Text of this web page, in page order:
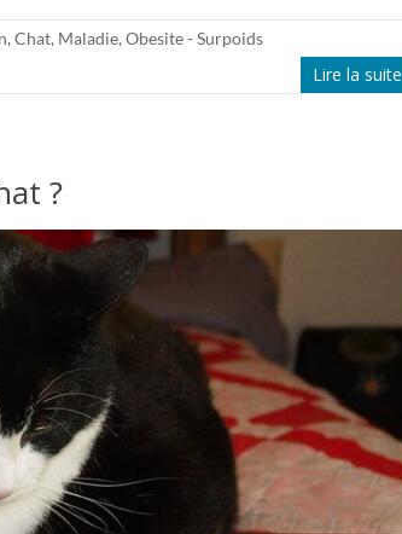
, Chat, Maladie, Obesite - Surpoids
Lire la suite
?